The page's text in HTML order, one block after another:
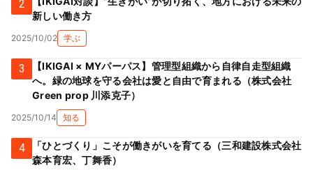
2
新しい働き方
2025/10/02 学ぶ
3
【IKIGAI × MYパーパス】管理型組織から自律自走型組織
へ。緑の地球を守る会社は愛と自由で育まれる（株式会社
Green prop 川添克子）
2025/10/14 知る
4
「ひとづくり」こそが働きがいを育てる（三和建設株式会社
森本育宏、丁舞香）